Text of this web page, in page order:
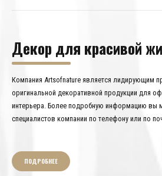
Декор для красивой
Компания Artsofnature является лидирующим
оригинальной декоративной продукции для
интерьера. Более подробную информацию вы
специалистов компании по телефону или по
ПОДРОБНЕЕ